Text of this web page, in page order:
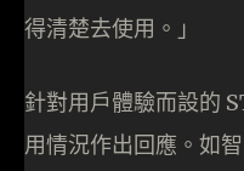
得清楚去使用。」
針對用戶體驗而設的
用情況作出回應。如